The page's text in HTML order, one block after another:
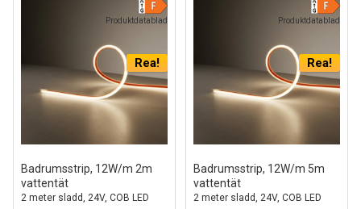
Produktdatablad
Rea!
Badrumsstrip, 12W/m 2m
vattentät
2 meter sladd, 24V, COB LED
Produktdatablad
Rea!
Badrumsstrip, 12W/m 5m
vattentät
2 meter sladd, 24V, COB LED